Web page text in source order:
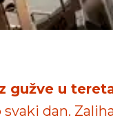
gužve u
dan.